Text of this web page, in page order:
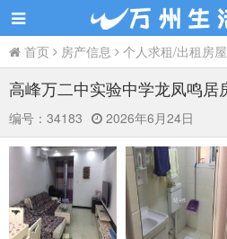
首页 房产信息 个人求租/出租房屋
高峰万二中实验中学龙凤鸣居
编号： 34183 2026年6月24日